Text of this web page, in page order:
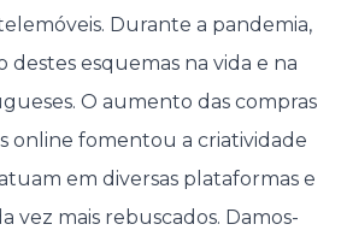
Durante a pandemia,
destes esquemas na vida e na
O aumento das compras
online fomentou a criatividade
em diversas plataformas e
vez mais rebuscados. Damos-